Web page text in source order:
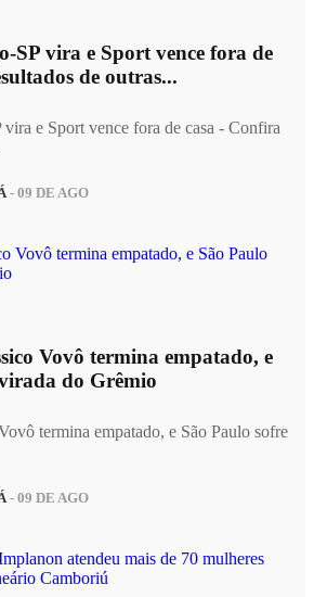
SP vira e Sport vence fora de
de outras...
e Sport vence fora de casa - Confira
- 09 DE AGO
Vovô termina empatado, e
do Grêmio
termina empatado, e São Paulo sofre
- 09 DE AGO